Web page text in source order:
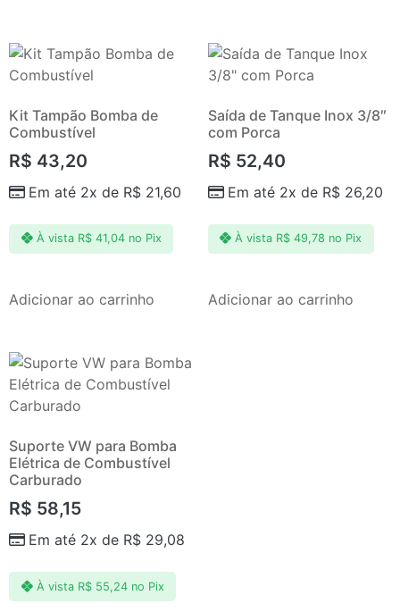
Kit Tampão Bomba de
Combustível
R$ 43,20
Em até 2x de R$ 21,60
À vista R$41,04 no Pix
Adicionar ao carrinho
Saída de Tanque Inox 3/8″
com Porca
R$ 52,40
Em até 2x de R$26,20
À vista R$ 49,78 no Pix
Adicionar ao carrinho
Suporte VW para Bomba
Elétrica de Combustível
Carburado
R$ 58,15
Em até 2x de R$ 29,08
À vista R$55,24 no Pix